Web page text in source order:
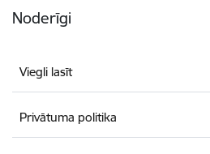
Noderīgi
Viegli lasīt
Privātuma politika